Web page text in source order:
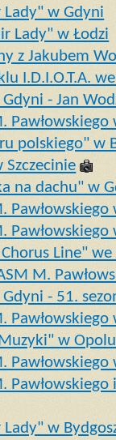
w Gdyni
Lady" w Łodzi
z Jakubem
I.D.I.O.T.A.
- Jan
Pawłowskiego
polskiego" w
na dachu" w
Pawłowskiego
Pawłowskiego
Line" we
M.
- 51.
Pawłowskiego
w Opolu
Pawłowskiego
w